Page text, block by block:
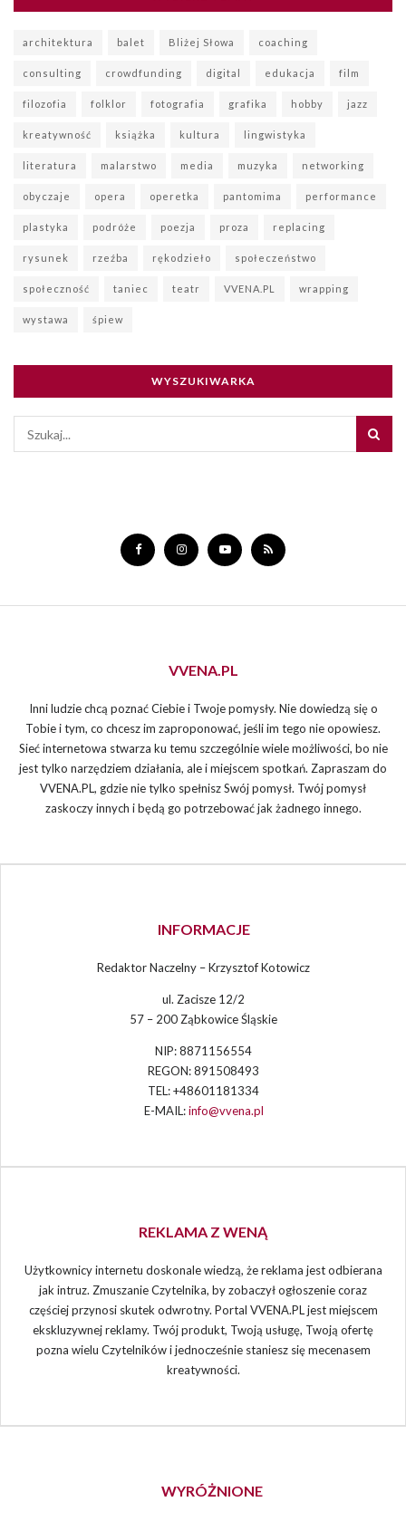
architektura balet Bliżej Słowa coaching
consulting crowdfunding digital edukacja film
filozofia folklor fotografia grafika hobby jazz
kreatywność książka kultura lingwistyka
literatura malarstwo media muzyka networking
obyczaje opera operetka pantomima performance
plastyka podróże poezja proza replacing
rysunek rzeźba rękodzieło społeczeństwo
społeczność taniec teatr VVENA.PL wrapping
wystawa śpiew
WYSZUKIWARKA
VVENA.PL
Inni ludzie chcą poznać Ciebie i Twoje pomysły. Nie dowiedzą się o
Tobie i tym, co chcesz im zaproponować, jeśli im tego nie opowiesz.
Sieć internetowa stwarza ku temu szczególnie wiele możliwości, bo nie
jest tylko narzędziem działania, ale i miejscem spotkań. Zapraszam do
VVENA.PL, gdzie nie tylko spełnisz Swój pomysł. Twój pomysł
zaskoczy innych i będą go potrzebować jak żadnego innego.
INFORMACJE
Redaktor Naczelny – Krzysztof Kotowicz
ul. Zacisze 12/2
57 – 200 Ząbkowice Śląskie
NIP: 8871156554
REGON: 891508493
TEL: +48601181334
E-MAIL:info@vvena.pl
REKLAMA Z WENĄ
Użytkownicy internetu doskonale wiedzą, że reklama jest odbierana
jak intruz. Zmuszanie Czytelnika, by zobaczył ogłoszenie coraz
częściej przynosi skutek odwrotny. Portal VVENA.PL jest miejscem
ekskluzywnej reklamy. Twój produkt, Twoją usługę, Twoją ofertę
pozna wielu Czytelników i jednocześnie staniesz się mecenasem
kreatywności.
WYRÓŻNIONE